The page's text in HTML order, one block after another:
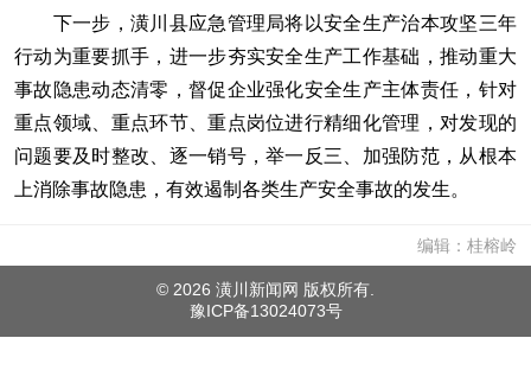
下一步，潢川县应急管理局将以安全生产治本攻坚三年
行动为重要抓手，进一步夯实安全生产工作基础，推动重大
事故隐患动态清零，督促企业强化安全生产主体责任，针对
重点领域、重点环节、重点岗位进行精细化管理，对发现的
问题要及时整改、逐一销号，举一反三、加强防范，从根本
上消除事故隐患，有效遏制各类生产安全事故的发生。
编辑：桂榕岭
© 2026 潢川新闻网 版权所有.
豫ICP备13024073号